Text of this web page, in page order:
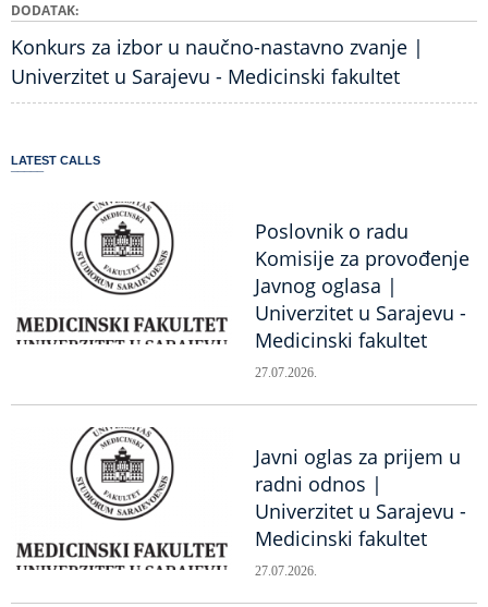
DODATAK
Konkurs za izbor u naučno-nastavno zvanje |
Univerzitet u Sarajevu - Medicinski fakultet
LATEST CALLS
Poslovnik o radu
Komisije za provođenje
Javnog oglasa |
Univerzitet u Sarajevu -
Medicinski fakultet
27.07.2026.
Javni oglas za prijem u
radni odnos |
Univerzitet u Sarajevu -
Medicinski fakultet
27.07.2026.